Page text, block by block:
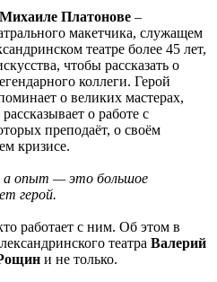
Михаиле Платонове –
макетчика, служащем
театре более 45 лет,
чтобы рассказать о
коллеги. Герой
о великих мастерах,
о работе с
преподаёт, о своём
кризисе.
опыт — это большое
герой.
работает с ним. Об этом в
театра Валерий
и не только.